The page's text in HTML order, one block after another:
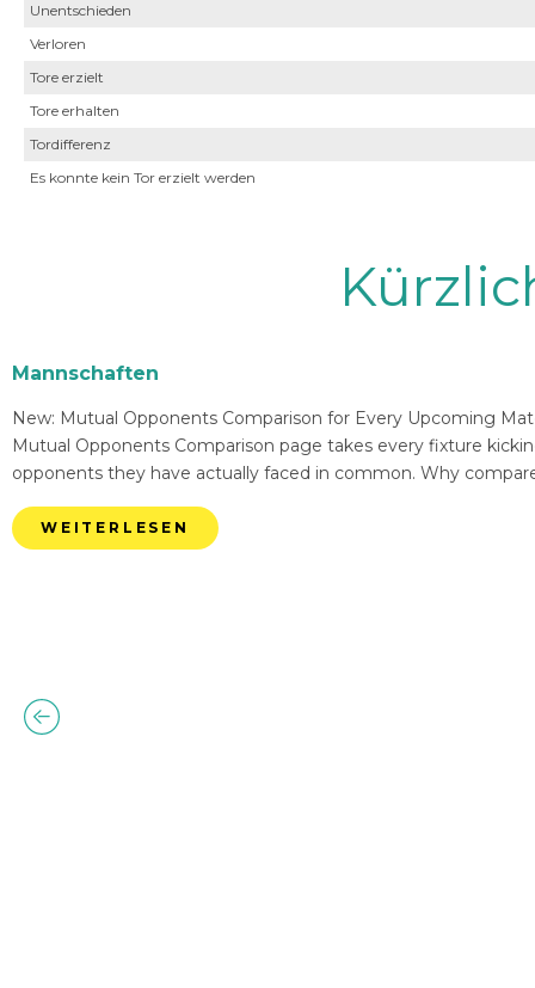
Unentschieden
Verloren
Tore erzielt
Tore erhalten
Tordifferenz
Es konnte kein Tor erzielt werden
Mannschaften
New: Mutual Opponents Comparison for Every Upcoming
Mutual Opponents Comparison page takes every fixture
opponents they have actually faced in common. Why
WEITERLESEN